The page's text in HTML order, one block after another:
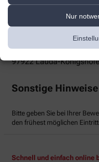
Nur
Taubertal-Apotheke
Josef-Schmitt-Str. 28
97922 Lauda-
Sonstige
Bitte geben Sie bei Ihrer
den frühest möglichen
Schnell und einfach online